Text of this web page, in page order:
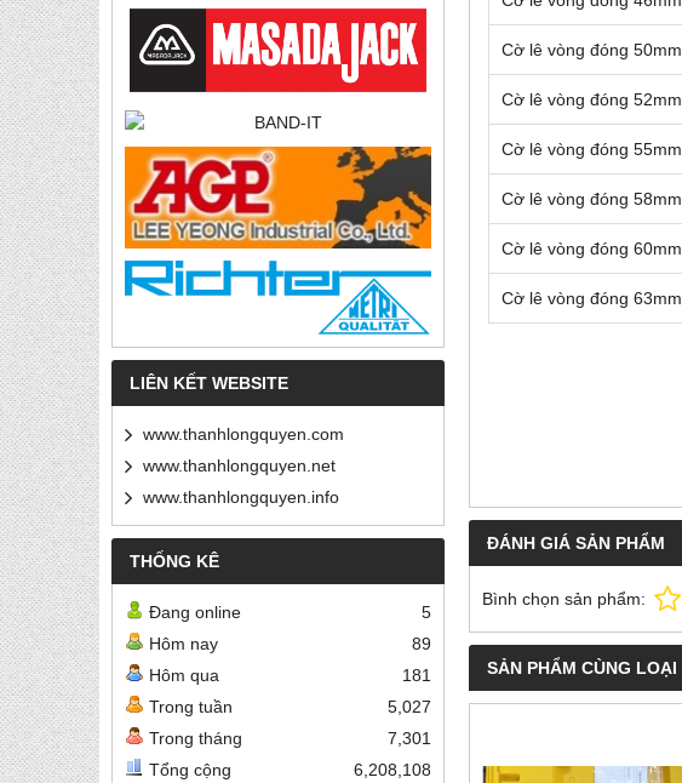
LIÊN KẾT WEBSITE
www.thanhlongquyen.com
www.thanhlongquyen.net
www.thanhlongquyen.info
THỐNG KÊ
Đang online
5
Hôm nay
89
Hôm qua
181
Trong tuần
5,027
Trong tháng
7,301
Tổng cộng
6,208,108
Cờ lê vòng đóng 50mm
Cờ lê vòng đóng 52mm
Cờ lê vòng đóng 55mm
Cờ lê vòng đóng 58mm
Cờ lê vòng đóng 60mm
Cờ lê vòng đóng 63mm
ĐÁNH GIÁ SẢN PHẨM
Bình chọn sản phẩm:
SẢN PHẨM CÙNG LOẠI